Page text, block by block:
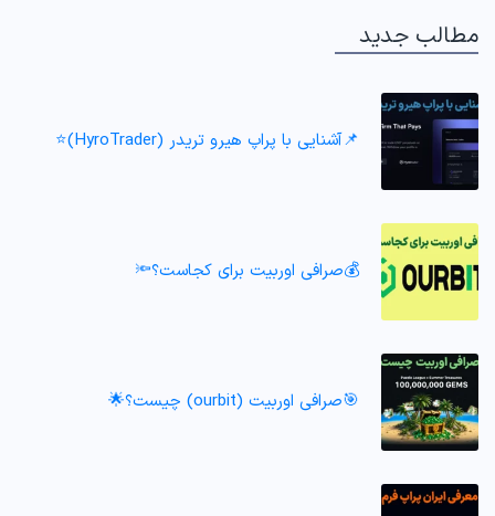
مطالب جدید
📌آشنایی با پراپ هیرو تریدر (HyroTrader)⭐️
💰صرافی اوربیت برای کجاست؟🔦
🎯صرافی اوربیت (ourbit) چیست؟🌟